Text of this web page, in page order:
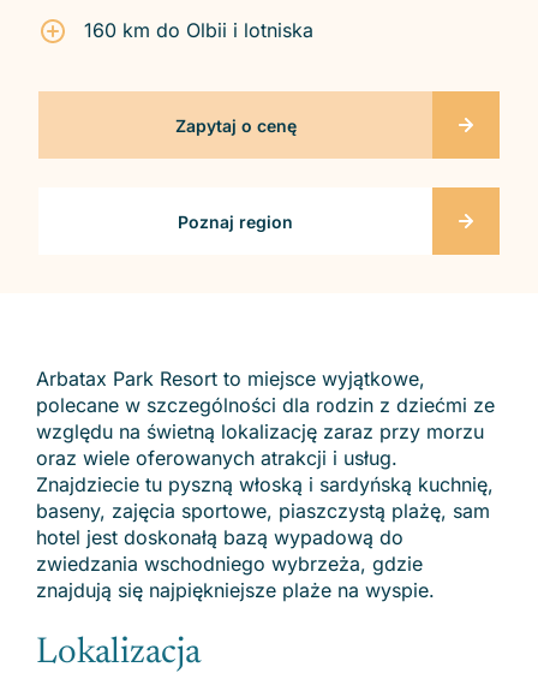
160 km do Olbii i lotniska
Zapytaj o cenę
Poznaj region
Arbatax Park Resort to miejsce wyjątkowe,
polecane w szczególności dla rodzin z dziećmi ze
względu na świetną lokalizację zaraz przy morzu
oraz wiele oferowanych atrakcji i usług.
Znajdziecie tu pyszną włoską i sardyńską kuchnię,
baseny, zajęcia sportowe, piaszczystą plażę, sam
hotel jest doskonałą bazą wypadową do
zwiedzania wschodniego wybrzeża, gdzie
znajdują się najpiękniejsze plaże na wyspie.
Lokalizacja